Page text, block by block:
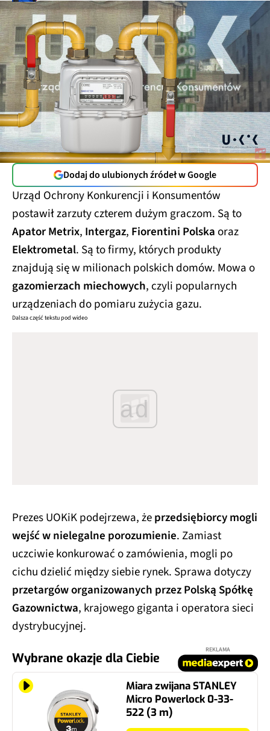
Dodaj do ulubionych źródeł w Google
Urząd Ochrony Konkurencji i Konsumentów
postawił zarzuty czterem dużym graczom. Są to
Apator Metrix, Intergaz, Fiorentini Polskaoraz
Elektrometal. Są to firmy, których produkty
znajdują się w milionach polskich domów. Mowa o
gazomierzach miechowych, czyli popularnych
urządzeniach do pomiaru zużycia gazu.
Dalsza część tekstu pod wideo
ad
Prezes UOKiK podejrzewa, żeprzedsiębiorcy mogli
wejść w nielegalne porozumienie. Zamiast
uczciwie konkurować o zamówienia, mogli po
cichu dzielić między siebie rynek. Sprawa dotyczy
przetargów organizowanych przez Polską Spółkę
Gazownictwa, krajowego giganta i operatora sieci
dystrybucyjnej.
Wybrane okazje dla Ciebie
REKLAMA
Miara zwijana STANLEY
Micro Powerlock 0-33-
522 (3 m)